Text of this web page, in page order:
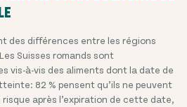
des différences entre les régions
Suisses romands sont
vis-à-vis des aliments dont la date de
82 % pensent qu’ils ne peuvent
après l’expiration de cette date,